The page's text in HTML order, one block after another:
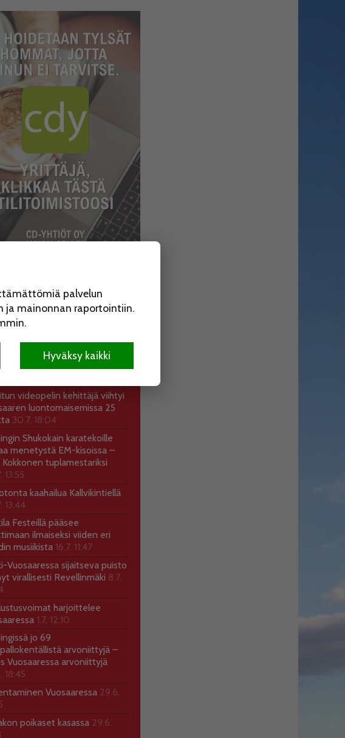
perheen Elojuhlia vietetään
15.8.
tulipalossa vältyttiin
videopelin kehittäjä viihtyi
luontomaisemissa 25
30.7. 18:04
Shukokain karatekoille
menetystä EM-kisoissa –
Kokkonen tuplamestariksi
13:55
kaahailua Kallvikintiellä
13:44
Festeillä pääsee
ilmaiseksi viiden eri
musiikista 16.7. 11:47
Vuosaaressa sijaitseva puisto
virallisesti Revellinmäki 8.7.
harjoittelee
1.7. 12:10
jo 69
arvoniittyjä –
Vuosaaressa arvoniittyjä
18:45
Vuosaaressa 29.6.
poikaset kasassa 29.6.
palvelun
ja mainonnan raportointiin.
Hyväksy kaikki